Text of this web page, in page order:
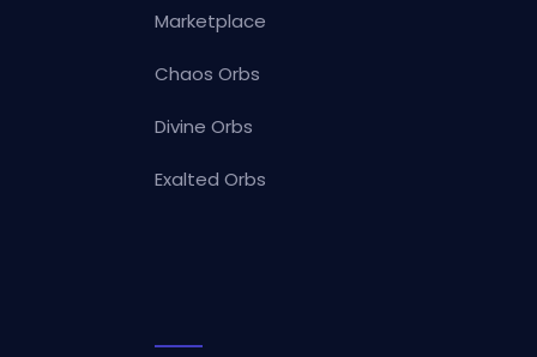
Marketplace
Chaos Orbs
Divine Orbs
Exalted Orbs